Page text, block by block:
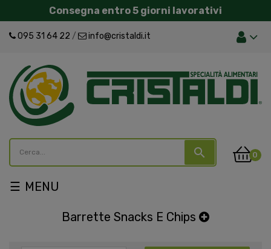
Consegna entro 5 giorni lavorativi
095 31 64 22 / info@cristaldi.it
search 0
navigazione
☰
Barrette Snacks E Chips